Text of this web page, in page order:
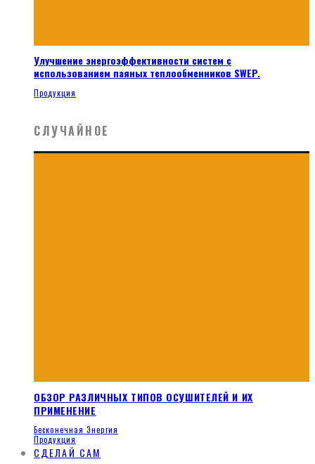
Улучшение энергоэффективности систем с
использованием паяных теплообменников SWEP.
Продукция
СЛУЧАЙНОЕ
ОБЗОР РАЗЛИЧНЫХ ТИПОВ ОСУШИТЕЛЕЙ И ИХ
ПРИМЕНЕНИЕ
Бесконечная Энергия
Продукция
СДЕЛАЙ САМ